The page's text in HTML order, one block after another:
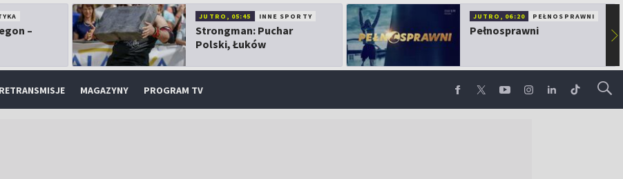
–
JUTRO, 05:45 INNE SPORTY
Strongman: Puchar
Polski, Łuków
JUTRO, 06:20 PEŁNOSPRAWNI
Pełnosprawni ▶
RETRANSMISJE MAGAZYNY PROGRAM TV